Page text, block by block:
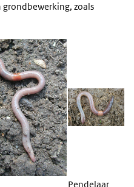
zoals
Pendelaar